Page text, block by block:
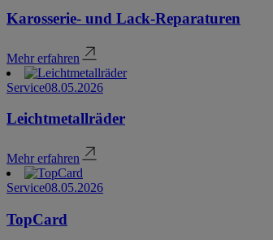
Karosserie- und Lack-Reparaturen
Mehr erfahren
Service08.05.2026
Leichtmetallräder
Mehr erfahren
Service08.05.2026
TopCard